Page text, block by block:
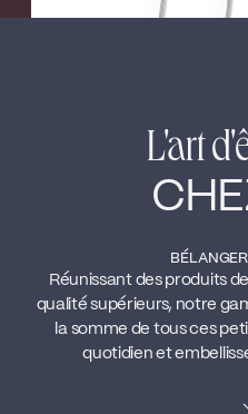
L'art
Réunissant des produits
qualité supérieurs, notre
la somme de tous ces
quotidien et